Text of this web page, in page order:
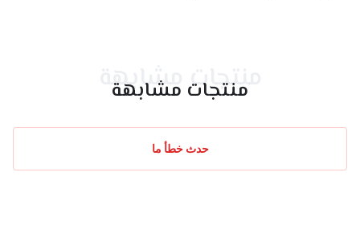
منتجات مشابهة
منتجات مشابهة
حدث خطأ ما